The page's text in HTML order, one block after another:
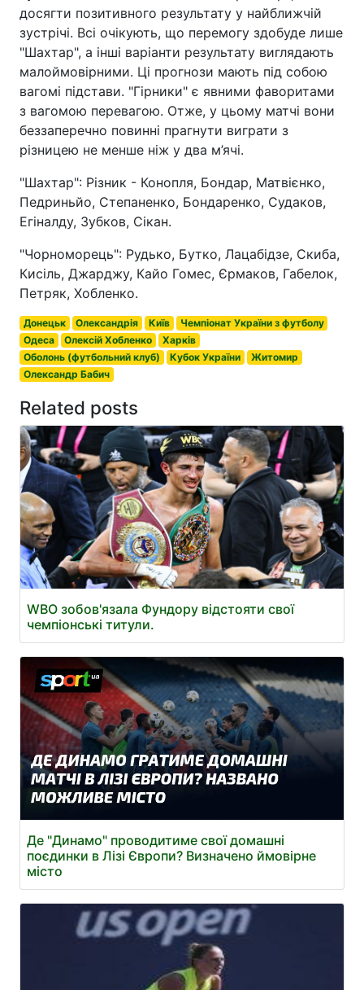
досягти позитивного результату у найближчій
зустрічі. Всі очікують, що перемогу здобуде лише
"Шахтар", а інші варіанти результату виглядають
малоймовірними. Ці прогнози мають під собою
вагомі підстави. "Гірники" є явними фаворитами
з вагомою перевагою. Отже, у цьому матчі вони
беззаперечно повинні прагнути виграти з
різницею не менше ніж у два м’ячі.
"Шахтар": Різник - Конопля, Бондар, Матвієнко,
Педриньйо, Степаненко, Бондаренко, Судаков,
Егіналду, Зубков, Сікан.
"Чорноморець": Рудько, Бутко, Лацабідзе, Скиба,
Кисіль, Джарджу, Кайо Гомес, Єрмаков, Габелок,
Петряк, Хобленко.
Донецьк Олександрія Київ
Чемпіонат України з футболу
Одеса
Олексій Хобленко
Харків
Оболонь (футбольний клуб)
Кубок України
Житомир
Олександр Бабич
Related posts
WBO зобов'язала Фундору відстояти свої
чемпіонські титули.
Де "Динамо" проводитиме свої домашні
поєдинки в Лізі Європи? Визначено ймовірне
місто